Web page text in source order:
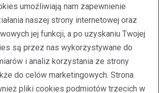
dostępności
umożliwiają nam zapewnienie
naszej strony internetowej oraz
jej funkcji, a po uzyskaniu Twojej
są przez nas wykorzystywane do
i analiz korzystania ze strony
do celów marketingowych. Strona
pliki cookies podmiotów trzecich w